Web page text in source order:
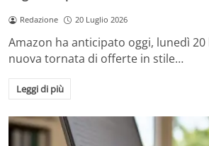
Redazione 20 Luglio 2026
Amazon ha anticipato oggi, lunedì 20
nuova tornata di offerte in stile…
Leggi di più